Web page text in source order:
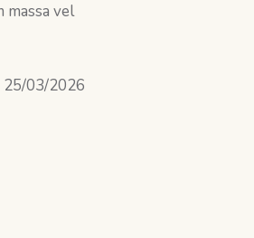
massa vel
25/03/2026